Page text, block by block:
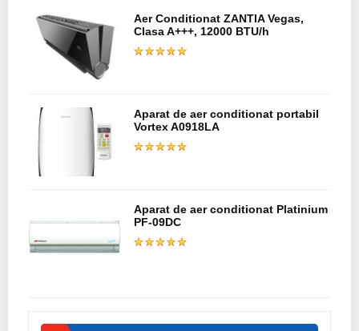
Aer Conditionat ZANTIA Vegas,
Clasa A+++, 12000 BTU/h
Aparat de aer conditionat portabil
Vortex A0918LA
Aparat de aer conditionat Platinium
PF-09DC